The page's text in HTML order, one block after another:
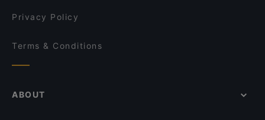
Privacy Policy
Terms & Conditions
ABOUT